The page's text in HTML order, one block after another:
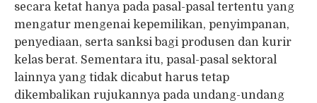
secara ketat hanya pada pasal-pasal tertentu yang
mengatur mengenai kepemilikan, penyimpanan,
penyediaan, serta sanksi bagi produsen dan kurir
kelas berat. Sementara itu, pasal-pasal sektoral
lainnya yang tidak dicabut harus tetap
dikembalikan rujukannya pada undang-undang